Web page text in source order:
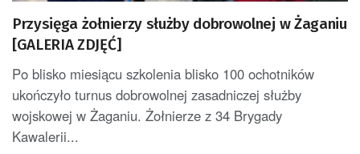
Przysięga żołnierzy służby dobrowolnej w Żaganiu
[GALERIA ZDJĘĆ]
Po blisko miesiącu szkolenia blisko 100 ochotników
ukończyło turnus dobrowolnej zasadniczej służby
wojskowej w Żaganiu. Żołnierze z 34 Brygady
Kawalerii...